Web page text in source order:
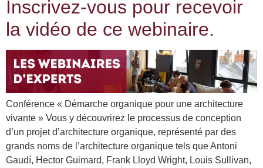
Inscrivez-vous pour recevoir
la vidéo de ce webinaire.
Conférence « Démarche organique pour une architecture
vivante » Vous y découvrirez le processus de conception
d’un projet d’architecture organique, représenté par des
grands noms de l’architecture organique tels que Antoni
Gaudí, Hector Guimard, Frank Lloyd Wright, Louis Sullivan,